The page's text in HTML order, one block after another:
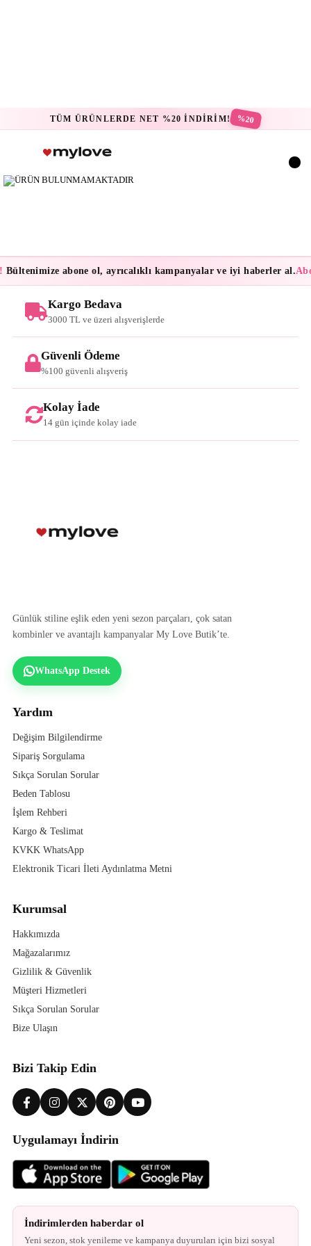
TÜM ÜRÜNLERDE NET %20 İNDİRİM! %20
Bültenimize abone ol, ayrıcalıklı kampanyalar ve iyi haberler al.
Kargo Bedava
3000 TL ve üzeri alışverişlerde
Güvenli Ödeme
%100 güvenli alışveriş
Kolay İade
14 gün içinde kolay iade
Günlük stiline eşlik eden yeni sezon parçaları, çok satan
kombinler ve avantajlı kampanyalar My Love Butik’te.
WhatsApp Destek
Yardım
Değişim Bilgilendirme
Sipariş Sorgulama
Sıkça Sorulan Sorular
Beden Tablosu
İşlem Rehberi
Kargo & Teslimat
KVKK WhatsApp
Elektronik Ticari İleti Aydınlatma Metni
Kurumsal
Hakkımızda
Mağazalarımız
Gizlilik & Güvenlik
Müşteri Hizmetleri
Sıkça Sorulan Sorular
Bize Ulaşın
Bizi Takip Edin
Uygulamayı İndirin
İndirimlerden haberdar ol
Yeni sezon, stok yenileme ve kampanya duyuruları için bizi sosyal